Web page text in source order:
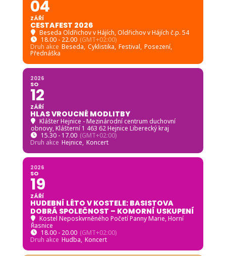
04
ZÁŘÍ
CESTAFEST 2026
Beseda Oldřichov v Hájích, Oldřichov v Hájích č.p. 54
18.00 - 22.00 (GMT+02:00)
Druh akce Beseda, Cyklistika, Festival, Posezení,
Přednáška
2026
SO
12
ZÁŘÍ
HLAS VROUCNÉ MODLITBY
Klášter Hejnice - Mezinárodní centrum duchovní
obnovy, Klášterní 1 463 62 Hejnice Liberecký kraj
15.30 - 17.00 (GMT+02:00)
Druh akce Hejnice, Koncert
2026
SO
19
ZÁŘÍ
HUDEBNÍ LÉTO V KOSTELE: BASISTOVA
DOBRÁ SPOLEČNOST – KOMORNÍ USKUPENÍ
Kostel Neposkvrněného Početí Panny Marie, Horní
Řasnice
18.00 - 20.00 (GMT+02:00)
Druh akce Hudba, Koncert